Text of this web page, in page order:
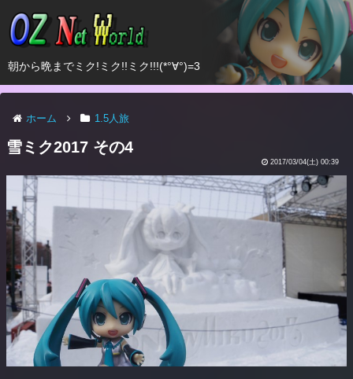
朝から晩までミク!ミク!!ミク!!!(*°∀°)=3
ホーム 1.5人旅
雪ミク2017 その4
2017/03/04(土) 00:39